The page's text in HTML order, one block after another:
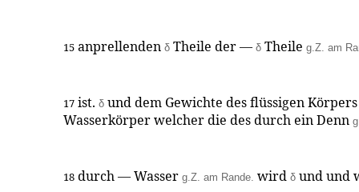
15 anprellenden δ Theile der — δ Theile g.Z. am
17 ist. δ und dem Gewichte des flüssigen
Wasserkörper welcher die des durch ein Denn
18 durch — Wasser g.Z. am Rande. wird δ und und